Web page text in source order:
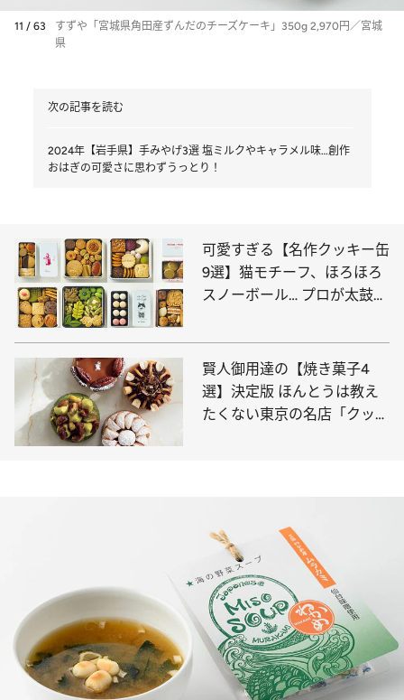
11 / 63
すずや「宮城県角田産ずんだのチーズケーキ」350g 2,970円／宮城
県
次の記事を読む
2024年【岩手県】手みやげ3選 塩ミルクやキャラメル味…創作
おはぎの可愛さに思わずうっとり！
可愛すぎる【名作クッキー缶
9選】猫モチーフ、ほろほろ
スノーボール… プロが太鼓判
賢人御用達の【焼き菓子4
選】決定版 ほんとうは教え
たくない東京の名店「クッキ